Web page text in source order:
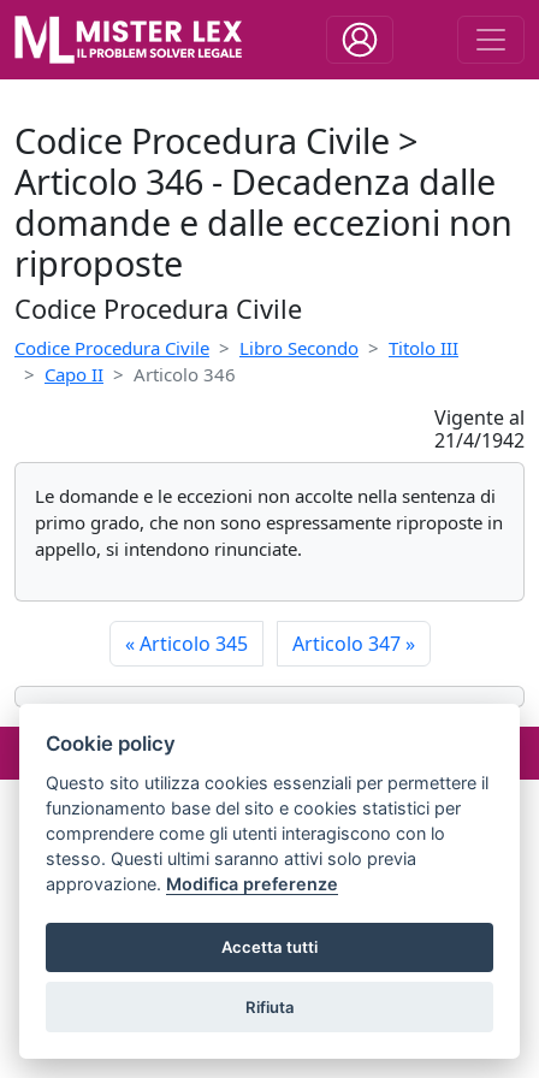
Codice Procedura Civile >
Articolo 346 - Decadenza dalle
domande e dalle eccezioni non
riproposte
Codice Procedura Civile
Codice Procedura Civile Libro Secondo
Titolo III
Capo II
Articolo 346
Vigente al
21/4/1942
Le domande e le eccezioni non accolte nella sentenza di
primo grado, che non sono espressamente riproposte in
appello, si intendono rinunciate.
«Articolo 345 Articolo 347»
©2024 misterlex.it -
Cookie policy
Questo sito utilizza cookies essenziali per permettere il
funzionamento base del sito e cookies statistici per
comprendere come gli utenti interagiscono con lo
stesso. Questi ultimi saranno attivi solo previa
approvazione. Modifica preferenze
Accetta tutti
Rifiuta